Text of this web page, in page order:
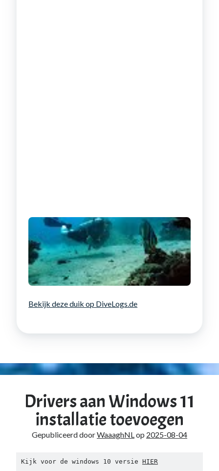
Bekijk deze duik op DiveLogs.de
Drivers aan Windows 11
installatie toevoegen
Gepubliceerd doorWaaaghNL op 2025-08-04
Kijk voor de windows 10 versie HIER